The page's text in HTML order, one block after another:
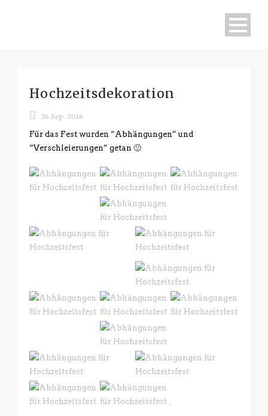
Hochzeitsdekoration
26 Sep. 2016
Für das Fest wurden “Abhängungen” und
“Verschleierungen” getan 🙂